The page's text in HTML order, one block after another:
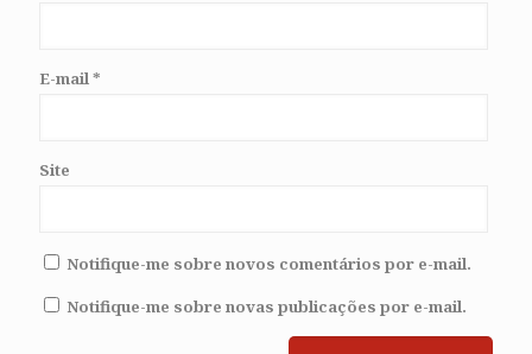
E-mail*
Site
Notifique-me sobre novos comentários por e-mail.
Notifique-me sobre novas publicações por e-mail.